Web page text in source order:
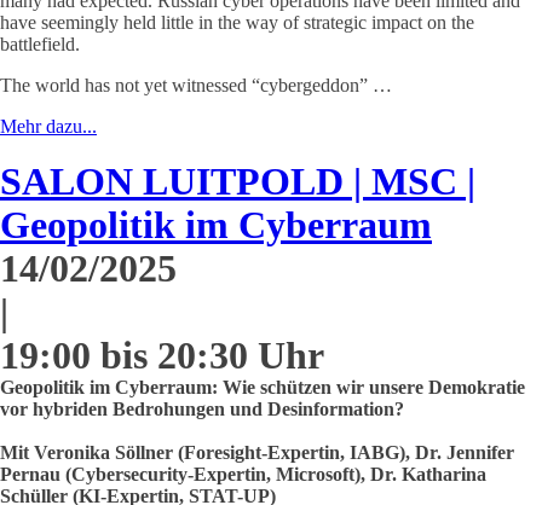
have seemingly held little in the way of strategic impact on the
battlefield.
The world has not yet witnessed “cybergeddon” …
Mehr dazu...
SALON LUITPOLD | MSC |
Geopolitik im Cyberraum
14/02/2025
|
19:00 bis 20:30 Uhr
Geopolitik im Cyberraum: Wie schützen wir unsere Demokratie
vor hybriden Bedrohungen und Desinformation?
Mit Veronika Söllner (Foresight-Expertin, IABG), Dr. Jennifer
Pernau (Cybersecurity-Expertin, Microsoft), Dr. Katharina
Schüller (KI-Expertin, STAT-UP)